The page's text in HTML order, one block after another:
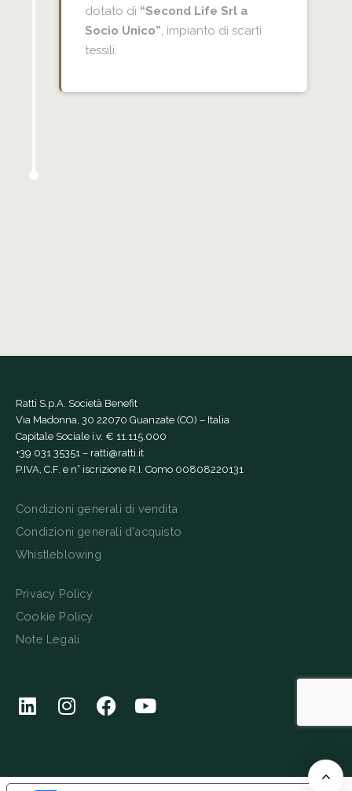
dotato di “Second Life Srl a
Socio Unico”, impianto di scarti
tessili.
Ratti S.p.A. Società Benefit
Via Madonna, 30 22070 Guanzate (CO) – Italia
Capitale Sociale i.v. € 11.115.000
+39 031 35351 – ratti@ratti.it
P.IVA, C.F. e n° iscrizione R.I. Como 00808220131
Condizioni generali di vendita
Condizioni generali d'acquisto
Whistleblowing
Privacy Policy
Cookie Policy
Note Legali